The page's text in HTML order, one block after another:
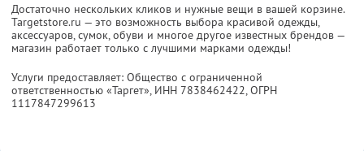
Достаточно нескольких кликов и нужные вещи в вашей корзине.
Targetstore.ru — это возможность выбора красивой одежды,
аксессуаров, сумок, обуви и многое другое известных брендов —
магазин работает только с лучшими марками одежды!
Услуги предоставляет: Общество с ограниченной
ответственностью «Таргет», ИНН 7838462422, ОГРН
1117847299613